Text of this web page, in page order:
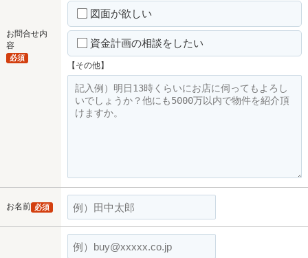
お問合せ内
容
必須
図面が欲しい
資金計画の相談をしたい
【その他】
お名前 必須